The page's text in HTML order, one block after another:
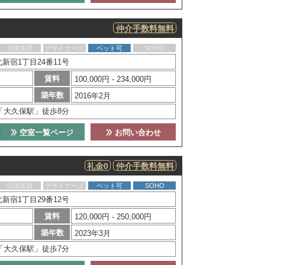
仲介手数料無料
分譲賃貸 デザイナーズ ペット可 SOHO
宿1丁目24番11号
賃料
100,000円 - 234,000円
築年数
2016年2月
大久保駅」徒歩8分
お問い合わせ
空室一覧ページ
仲介手数料無料
礼金0
分譲賃貸 デザイナーズ ペット可 SOHO
宿1丁目29番12号
賃料
120,000円 - 250,000円
築年数
2023年3月
大久保駅」徒歩7分